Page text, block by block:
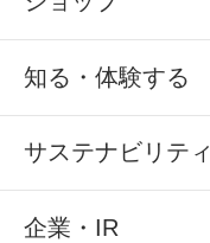
知る・体験する
サステナビリティ
企業・IR